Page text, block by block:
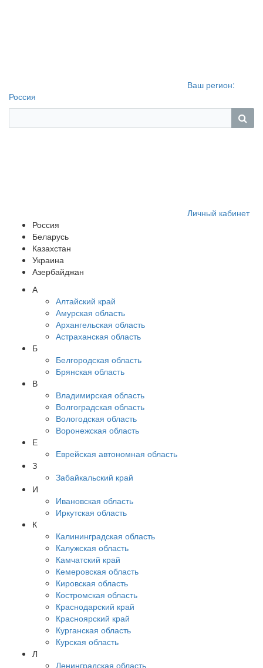
Ваш регион:
Россия
Личный кабинет
Россия
Беларусь
Казахстан
Украина
Азербайджан
А
Алтайский край
Амурская область
Архангельская область
Астраханская область
Б
Белгородская область
Брянская область
В
Владимирская область
Волгоградская область
Вологодская область
Воронежская область
Е
Еврейская автономная область
З
Забайкальский край
И
Ивановская область
Иркутская область
К
Калининградская область
Калужская область
Камчатский край
Кемеровская область
Кировская область
Костромская область
Краснодарский край
Красноярский край
Курганская область
Курская область
Л
Ленинградская область